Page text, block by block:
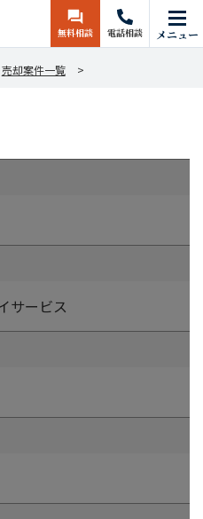
無料相談 電話相談 メニュー
売却案件一覧
サービス